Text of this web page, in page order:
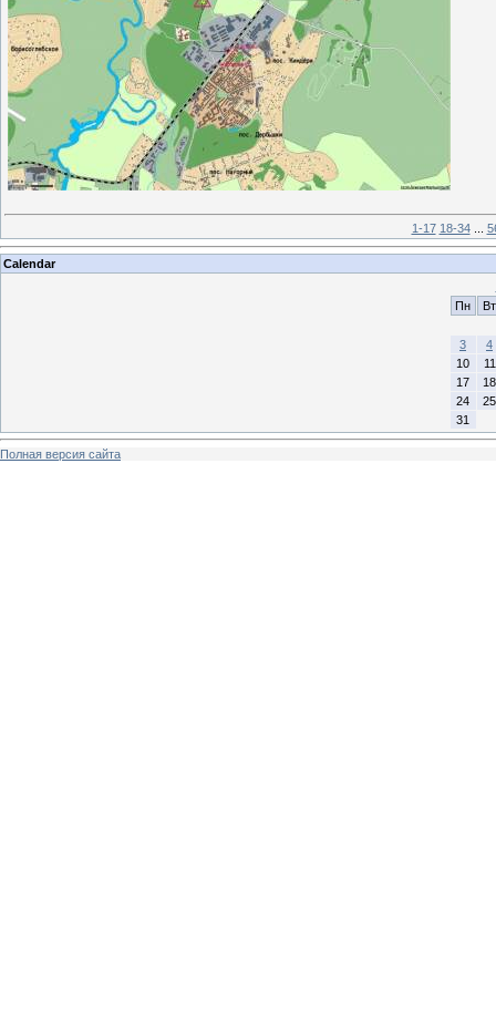
1-17 18-34 ...
Calendar
Пн
Вт
3
4
10
11
17
18
24
25
31
Полная версия сайта